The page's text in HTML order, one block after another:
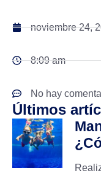
noviembre 24,
8:09 am
No hay
Últimos